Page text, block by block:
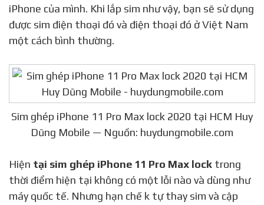
iPhone của mình. Khi lắp sim như vậy, bạn sẽ sử dụng
được sim điện thoại đó và điện thoại đó ở Việt Nam
một cách bình thường.
Sim ghép iPhone 11 Pro Max lock 2020 tại HCM Huy
Dũng Mobile — Nguồn: huydungmobile.com
Hiện tại sim ghép iPhone 11 Pro Max lock trong
thời điểm hiện tại không có một lỗi nào và dùng như
máy quốc tế. Nhưng hạn chế k tự thay sim và cập